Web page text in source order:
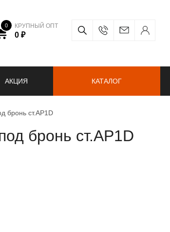
0 КРУПНЫЙ ОПТ
0 ₽
АКЦИЯ КАТАЛОГ
бронь ст.AP1D
бронь ст.AP1D